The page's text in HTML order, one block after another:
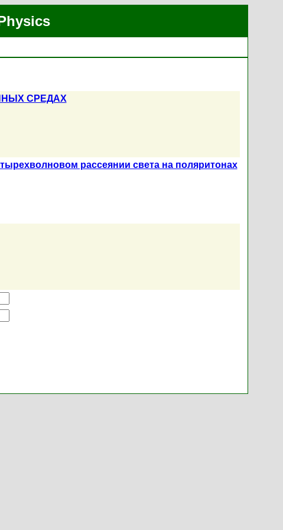
СРЕДАХ
рассеянии света на поляритонах